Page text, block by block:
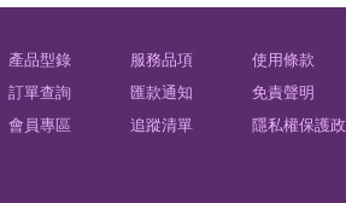
產品型錄
訂單查詢
會員專區
服務品項
匯款通知
追蹤清單
使用條款
免責聲明
隱私權保護